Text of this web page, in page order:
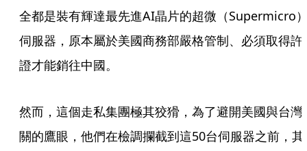
全都是裝有輝達最先進AI晶片的超微（Supermicro
伺服器，原本屬於美國商務部嚴格管制、必須取得許
證才能銷往中國。
然而，這個走私集團極其狡猾，為了避開美國與台灣
關的鷹眼，他們在檢調攔截到這50台伺服器之前，其